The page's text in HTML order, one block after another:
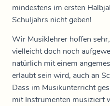
mindestens im ersten
Schuljahrs nicht geben!
Wir Musiklehrer hoffen
vielleicht doch noch
natürlich mit einem
erlaubt sein wird, auch an
Dass im Musikunterricht
mit Instrumenten musiziert